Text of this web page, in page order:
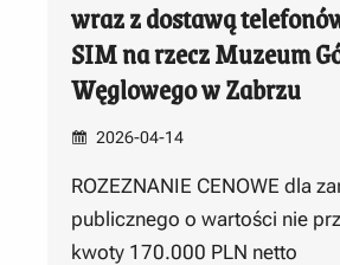
wraz z dostawą
SIM na rzecz Muzeum
Węglowego w Zabrzu
2026-04-14
ROZEZNANIE CENOWE dla
publicznego o wartości nie
kwoty 170.000 PLN netto